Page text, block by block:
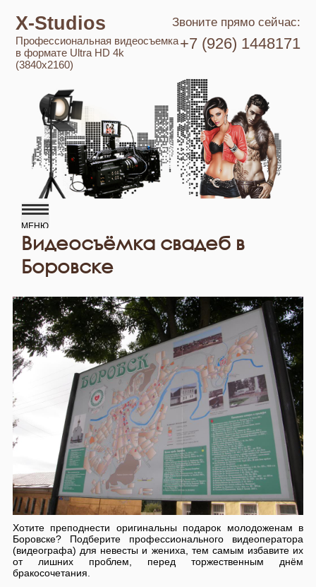
Звоните прямо сейчас:
X-Studios
+7 (926) 1448171
Профессиональная видеосъемка
в формате Ultra HD 4k
(3840x2160)
Видеосъёмка свадеб в
Боровске
Хотите преподнести оригинальны подарок молодоженам в
Боровске? Подберите профессионального видеоператора
(видеографа) для невесты и жениха, тем самым избавите их
от лишних проблем, перед торжественным днём
бракосочетания.